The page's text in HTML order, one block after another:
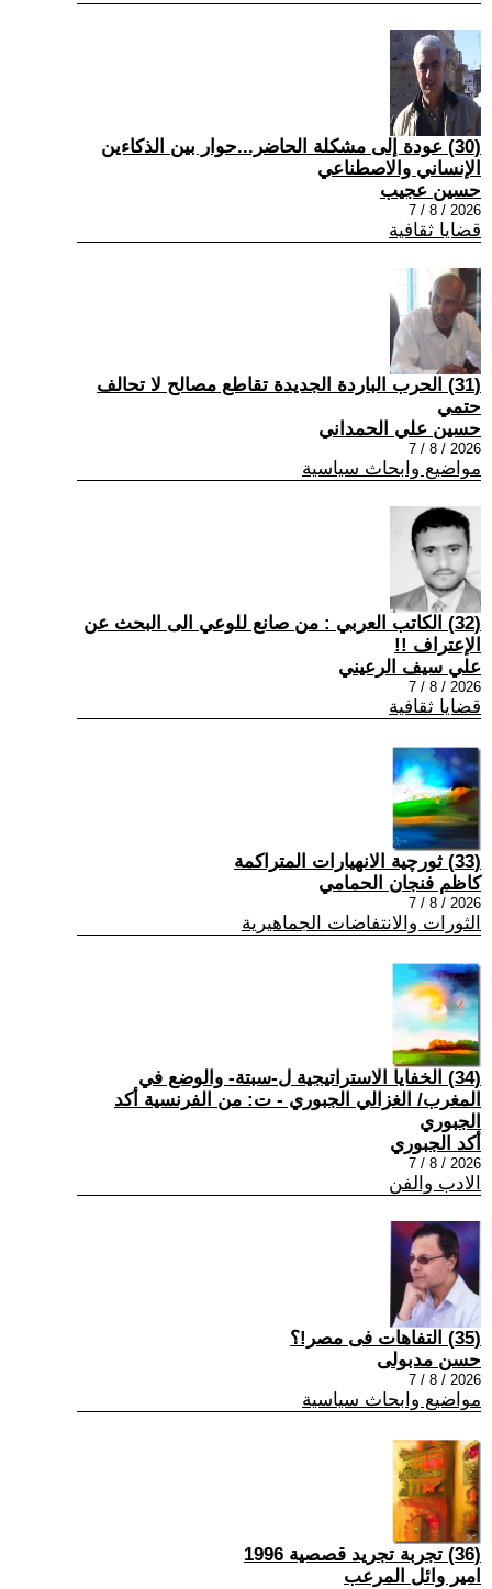
(30) عودة إلى مشكلة الحاضر...حوار بين الذكاءين
الإنساني والاصطناعي
حسين عجيب
2026 / 8 / 7
قضايا ثقافية
(31) الحرب الباردة الجديدة تقاطع مصالح لا تحالف
حتمي
حسين علي الحمداني
2026 / 8 / 7
مواضيع وابحاث سياسية
(32) الكاتب العربي : من صانع للوعي الى البحث عن
الإعتراف !!
علي سيف الرعيني
2026 / 8 / 7
قضايا ثقافية
(33) ثورچية الانهيارات المتراكمة
كاظم فنجان الحمامي
2026 / 8 / 7
الثورات والانتفاضات الجماهيرية
(34) الخفايا الاستراتيجية ل-سبتة- والوضع في
المغرب/ الغزالي الجبوري - ت: من الفرنسية أكد
الجبوري
أكد الجبوري
2026 / 8 / 7
الادب والفن
(35) التفاهات فى مصر!؟
حسن مدبولى
2026 / 8 / 7
مواضيع وابحاث سياسية
(36) تجربة تجريد قصصية 1996
امير وائل المرعب